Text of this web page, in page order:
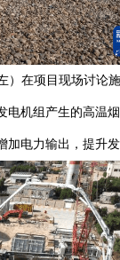
）在项目现场讨论
机组产生的高温
电力输出，提升发